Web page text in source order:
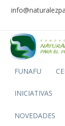
FUNAFU
INICIATIVAS
NOVEDADES